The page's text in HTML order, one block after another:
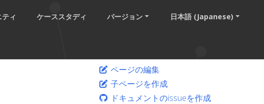
ィ ケーススタディ バージョン 日本語 (Japanese)
ページの編集
子ページを作成
ドキュメントのissueを作成